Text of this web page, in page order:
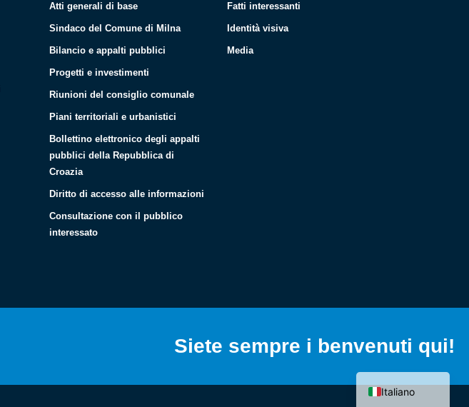
Atti generali di base
Sindaco del Comune di Milna
Bilancio e appalti pubblici
Progetti e investimenti
Riunioni del consiglio comunale
Piani territoriali e urbanistici
Bollettino elettronico degli appalti
pubblici della Repubblica di
Croazia
Diritto di accesso alle informazioni
Consultazione con il pubblico
interessato
Fatti interessanti
Identità visiva
Media
Siete sempre i benvenuti qui!
Italiano
English (UK)